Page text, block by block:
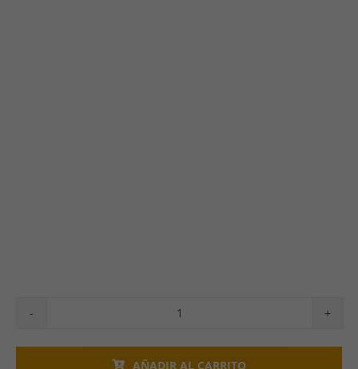
cantidad
AÑADIR AL CARRITO